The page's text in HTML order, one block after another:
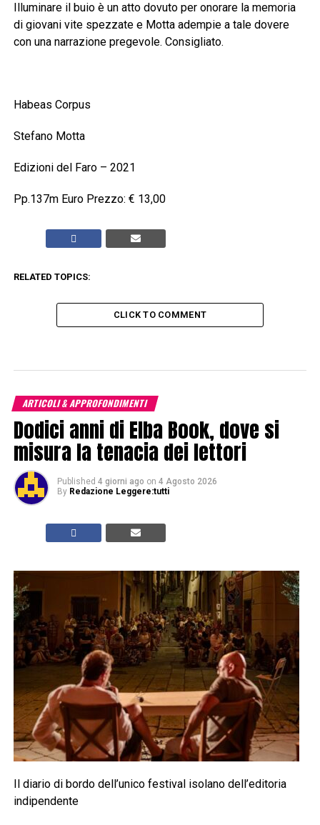
Illuminare il buio è un atto dovuto per onorare la memoria
di giovani vite spezzate e Motta adempie a tale dovere
con una narrazione pregevole. Consigliato.
Habeas Corpus
Stefano Motta
Edizioni del Faro – 2021
Pp.137m Euro Prezzo: € 13,00
RELATED TOPICS:
CLICK TO COMMENT
ARTICOLI & APPROFONDIMENTI
Dodici anni di Elba Book, dove si
misura la tenacia dei lettori
Published 4 giorni ago on 4 Agosto 2026
By Redazione Leggere:tutti
Il diario di bordo dell’unico festival isolano dell’editoria
indipendente